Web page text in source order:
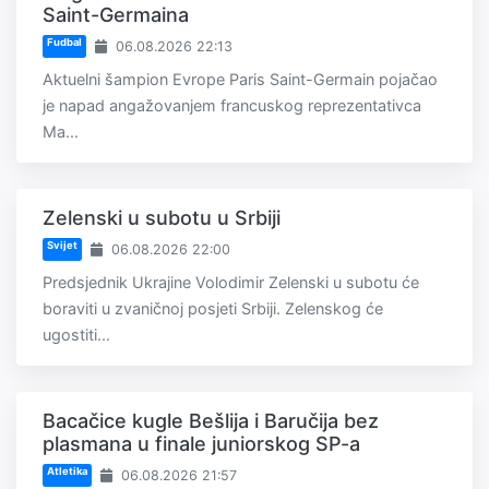
Saint-Germaina
Fudbal 06.08.2026 22:13
Aktuelni šampion Evrope Paris Saint-Germain pojačao
je napad angažovanjem francuskog reprezentativca
Ma...
Zelenski u subotu u Srbiji
Svijet 06.08.2026 22:00
Predsjednik Ukrajine Volodimir Zelenski u subotu će
boraviti u zvaničnoj posjeti Srbiji. Zelenskog će
ugostiti...
Bacačice kugle Bešlija i Baručija bez
plasmana u finale juniorskog SP-a
Atletika 06.08.2026 21:57